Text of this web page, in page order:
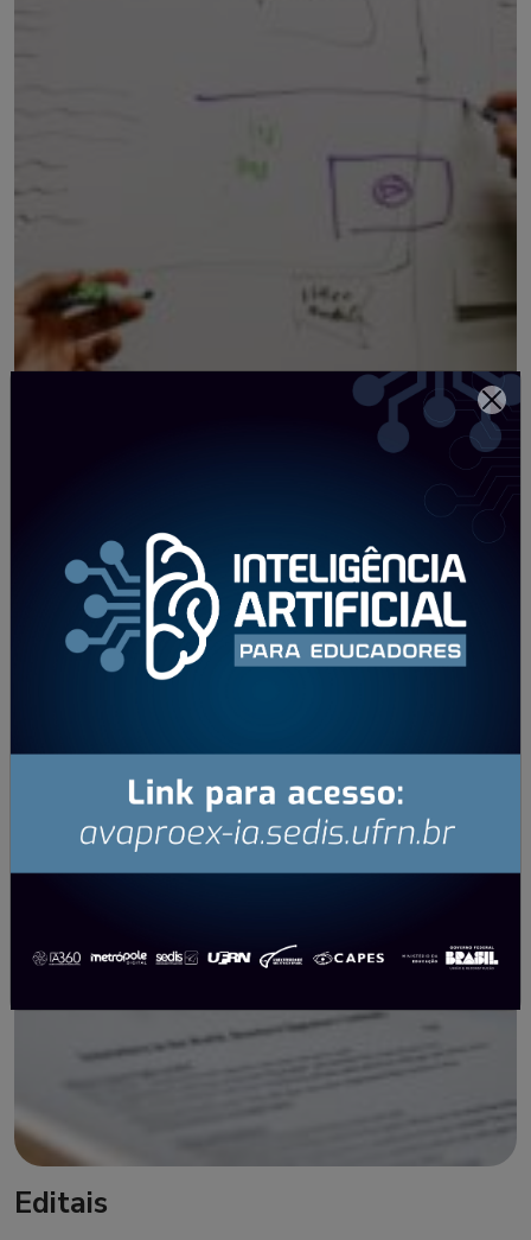
Estude no seu próprio ritmo, em qualquer lugar e a qualquer
Ver cursos
Editais